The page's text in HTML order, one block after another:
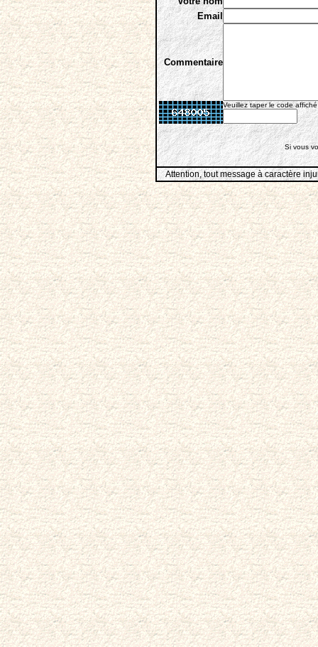
Email
Commentaire
Veuillez taper le code
Si vous
Attention, tout message à caractère